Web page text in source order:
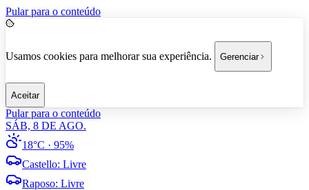
Pular para o conteúdo
Usamos cookies para melhorar sua experiência. Gerenciar
Aceitar
Pular para o conteúdo
SÁB, 8 DE AGO.
18°C · 95%
Castello: Livre
Raposo: Livre